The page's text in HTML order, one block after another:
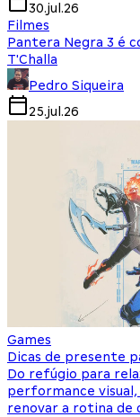
30.jul.26
Filmes
Pantera Negra 3 é
T'Challa
Pedro Siqueira
25.jul.26
Games
Dicas de presente
Do refúgio para
performance visual,
renovar a rotina de